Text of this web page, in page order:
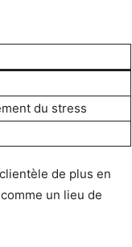
du stress
de plus en
un lieu de